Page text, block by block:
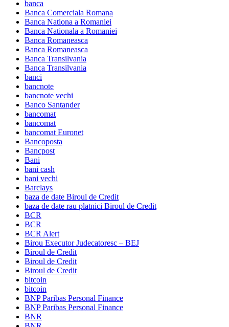
banca
Banca Comerciala Romana
Banca Nationa a Romaniei
Banca Nationala a Romaniei
Banca Romaneasca
Banca Romaneasca
Banca Transilvania
Banca Transilvania
banci
bancnote
bancnote vechi
Banco Santander
bancomat
bancomat
bancomat Euronet
Bancoposta
Bancpost
Bani
bani cash
bani vechi
Barclays
baza de date Biroul de Credit
baza de date rau platnici Biroul de Credit
BCR
BCR
BCR Alert
Birou Executor Judecatoresc – BEJ
Biroul de Credit
Biroul de Credit
Biroul de Credit
bitcoin
bitcoin
BNP Paribas Personal Finance
BNP Paribas Personal Finance
BNR